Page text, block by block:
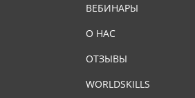
ВЕБИНАРЫ
О НАС
ОТЗЫВЫ
WORLDSKILLS